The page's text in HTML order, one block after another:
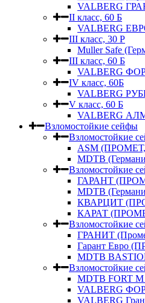
VALBERG
II класс, 60 Б
VALBERG
III класс, 30 Р
Muller Safe
III класс, 60 Б
VALBERG
IV класс, 60Б
VALBERG
V класс, 60 Б
VALBERG
Взломостойкие сейфы
Взломостойкие
ASM
MDTB
Взломостойкие
ГАРАНТ
MDTB
КВАРЦИТ
КАРАТ
Взломостойкие
ГРАНИТ
Гарант Евро
MDTB
Взломостойкие
MDTB FORT
VALBERG
VALBERG